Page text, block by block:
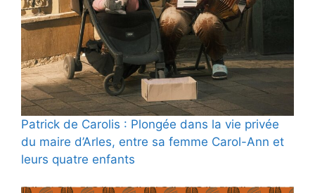
Patrick de Carolis : Plongée dans la vie privée
du maire d’Arles, entre sa femme Carol-Ann et
leurs quatre enfants